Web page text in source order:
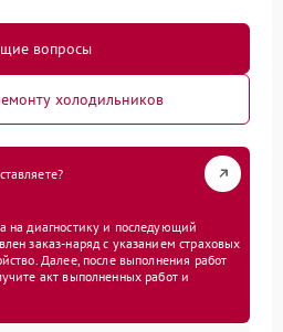
вопросы
холодильников
на диагностику и последующий
заказ-наряд с указанием страховых
Далее, после выполнения работ
акт выполненных работ и